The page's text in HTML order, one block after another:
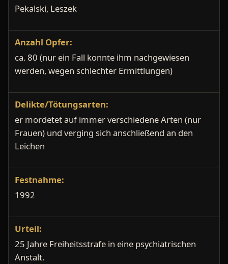
Pekalski, Leszek
Anzahl Opfer:
ca. 80 (nur ein Fall konnte ihm nachgewiesen
werden, wegen schlechter Ermittlungen)
Delikte/Tötungsarten:
er mordetet auf immer verschiedene Arten (nur
Frauen) und verging sich anschließend an den
Leichen
Festnahme:
1992
Urteil:
25 Jahre Freiheitsstrafe in eine psychiatrischen
Anstalt.